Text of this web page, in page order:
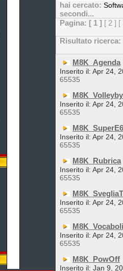
hai cercato:
secondi...
Pagina: [ 1 ] [ 2 ] [
Risultato ricerca:
M8K_Agenda
Inserito il: Apr 24,
65535
Inserito il: Apr 24,
65535
Inserito il: Apr 24,
65535
M8K_Rubrica
Inserito il: Apr 24,
65535
Inserito il: Apr 24,
65535
Inserito il: Apr 24,
65535
M8K_PowOff
Inserito il: Jan 9,